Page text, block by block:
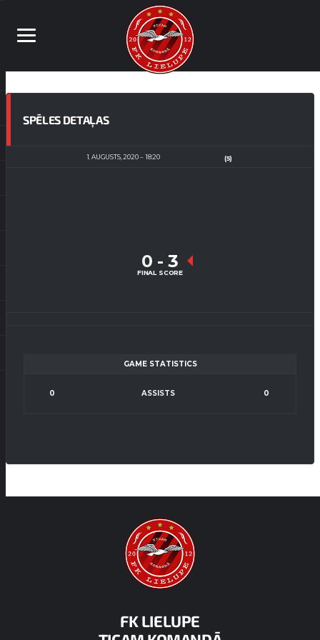
SPĒLES DETAĻAS
1. AUGUSTS, 2020 18:20 (5)
0 - 3
FINAL SCORE
GAME STATISTICS
0 ASSISTS 0
FK LIELUPE